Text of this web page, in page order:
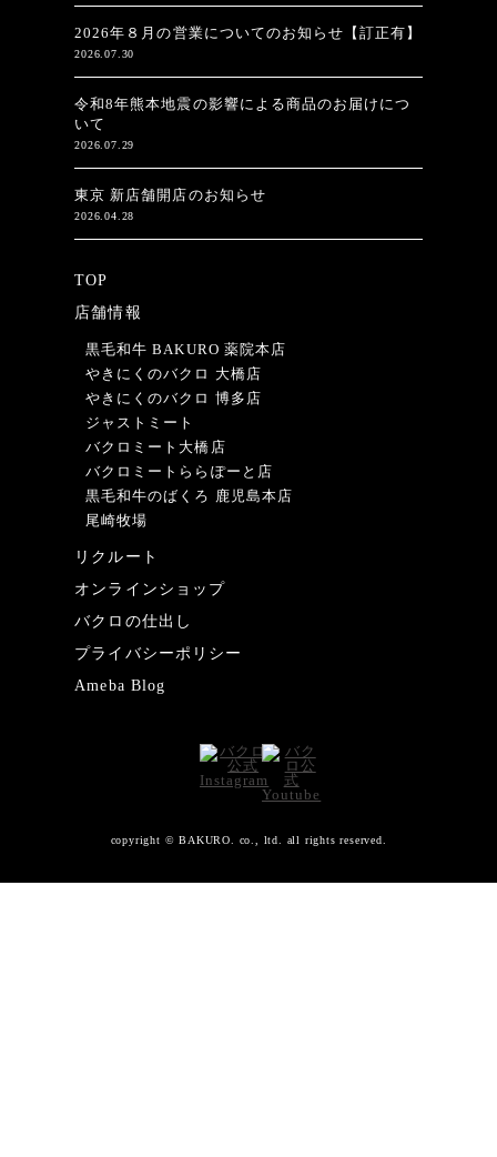
2026年８月の営業についてのお知らせ【訂正有】
2026.07.30
令和8年熊本地震の影響による商品のお届けにつ
いて
2026.07.29
東京 新店舗開店のお知らせ
2026.04.28
TOP
店舗情報
黒毛和牛 BAKURO 薬院本店
やきにくのバクロ 大橋店
やきにくのバクロ 博多店
ジャストミート
バクロミート大橋店
バクロミートららぽーと店
黒毛和牛のばくろ 鹿児島本店
尾崎牧場
リクルート
オンラインショップ
バクロの仕出し
プライバシーポリシー
Ameba Blog
copyright © BAKURO. co., ltd. all rights reserved.